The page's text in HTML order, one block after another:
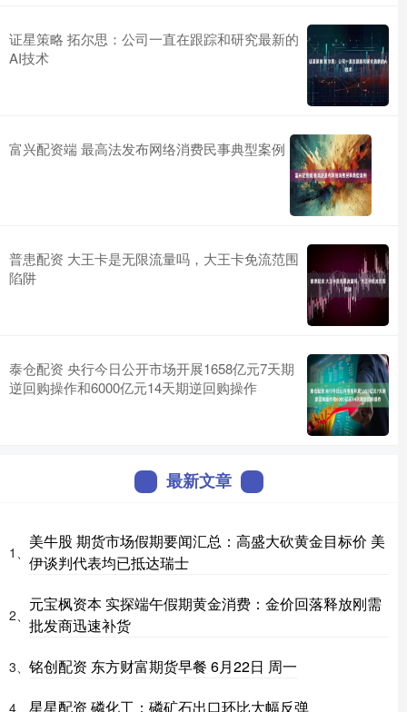
证星策略 拓尔思：公司一直在跟踪和研究最新的
AI技术
富兴配资端 最高法发布网络消费民事典型案例
普患配资 大王卡是无限流量吗，大王卡免流范围
陷阱
泰仓配资 央行今日公开市场开展1658亿元7天期
逆回购操作和6000亿元14天期逆回购操作
最新文章
1、
美牛股 期货市场假期要闻汇总：高盛大砍黄金目标价 美
伊谈判代表均已抵达瑞士
2、
元宝枫资本 实探端午假期黄金消费：金价回落释放刚需
批发商迅速补货
3、 铭创配资 东方财富期货早餐 6月22日 周一
4、 星星配资 磷化工：磷矿石出口环比大幅反弹